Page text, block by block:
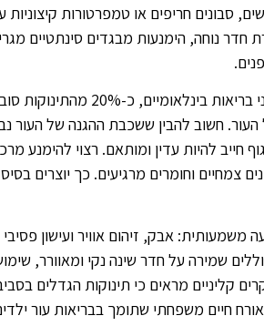
סבונים חריפים או טמפרטורות
חדר נוחה, הימנעות מבגדים סינתטיים
על פי נתונים מארגוני
חשוב להבין ששכבת ההגנה של העור
חייב להיות עדין ומותאם. רצוי להימנע
צמחיים וחומרים מרגיעים. כך יוצרים
אבק, זיהום אוויר ועישון
שמירה על חדר שינה נקי ומאוורר,
קליניים מראים כי תינוקות הגדלים
חיים משפחתי שתומך בבריאות עור